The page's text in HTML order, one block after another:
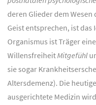
deren Glieder dem Wesen
Geist entsprechen, ist das
Organismus ist Träger
WillensfreiheitMitgefühl
sie sogar
Altersdemenz). Die
ausgerichtete Medizin